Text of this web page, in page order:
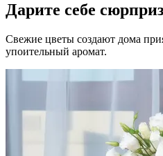
Дарите себе
Свежие цветы создают дома
упоительный аромат.